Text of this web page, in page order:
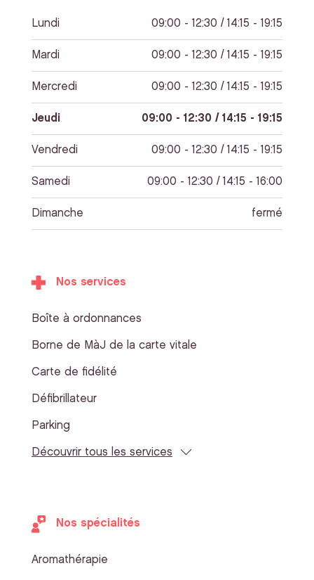
Lundi 09:00 - 12:30 / 14:15 - 19:15
Mardi 09:00 - 12:30 / 14:15 - 19:15
Mercredi 09:00 - 12:30 / 14:15 - 19:15
Jeudi 09:00 - 12:30 / 14:15 - 19:15
Vendredi 09:00 - 12:30 / 14:15 - 19:15
Samedi 09:00 - 12:30 / 14:15 - 16:00
Dimanche fermé
Nos services
Boîte à ordonnances
Borne de MàJ de la carte vitale
Carte de fidélité
Défibrillateur
Parking
Découvrir tous les services
Nos spécialités
Aromathérapie